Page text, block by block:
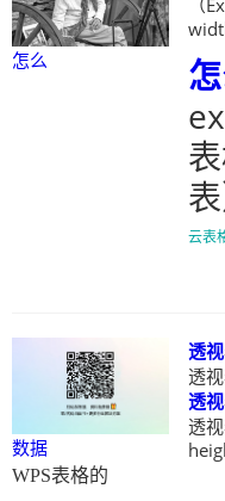
怎么
（
表
云表
数据
透视
透
透视
透
WPS表格的